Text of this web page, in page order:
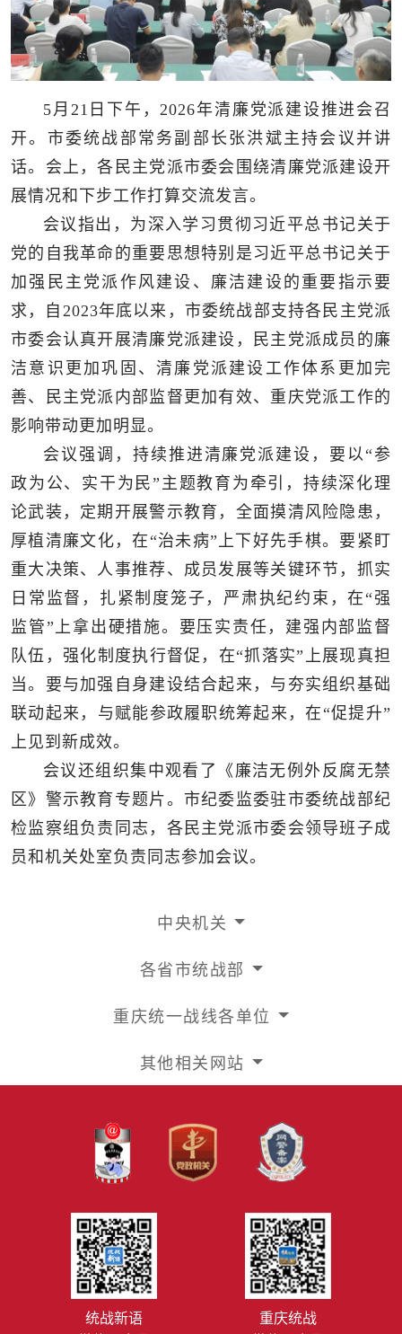
5月21日下午，2026年清廉党派建设推进会召
开。市委统战部常务副部长张洪斌主持会议并讲
话。会上，各民主党派市委会围绕清廉党派建设开
展情况和下步工作打算交流发言。
会议指出，为深入学习贯彻习近平总书记关于
党的自我革命的重要思想特别是习近平总书记关于
加强民主党派作风建设、廉洁建设的重要指示要
求，自2023年底以来，市委统战部支持各民主党派
市委会认真开展清廉党派建设，民主党派成员的廉
洁意识更加巩固、清廉党派建设工作体系更加完
善、民主党派内部监督更加有效、重庆党派工作的
影响带动更加明显。
会议强调，持续推进清廉党派建设，要以“参
政为公、实干为民”主题教育为牵引，持续深化理
论武装，定期开展警示教育，全面摸清风险隐患，
厚植清廉文化，在“治未病”上下好先手棋。要紧盯
重大决策、人事推荐、成员发展等关键环节，抓实
日常监督，扎紧制度笼子，严肃执纪约束，在“强
监管”上拿出硬措施。要压实责任，建强内部监督
队伍，强化制度执行督促，在“抓落实”上展现真担
当。要与加强自身建设结合起来，与夯实组织基础
联动起来，与赋能参政履职统筹起来，在“促提升”
上见到新成效。
会议还组织集中观看了《廉洁无例外反腐无禁
区》警示教育专题片。市纪委监委驻市委统战部纪
检监察组负责同志，各民主党派市委会领导班子成
员和机关处室负责同志参加会议。
中央机关
各省市统战部
重庆统一战线各单位
其他相关网站
统战新语
重庆统战